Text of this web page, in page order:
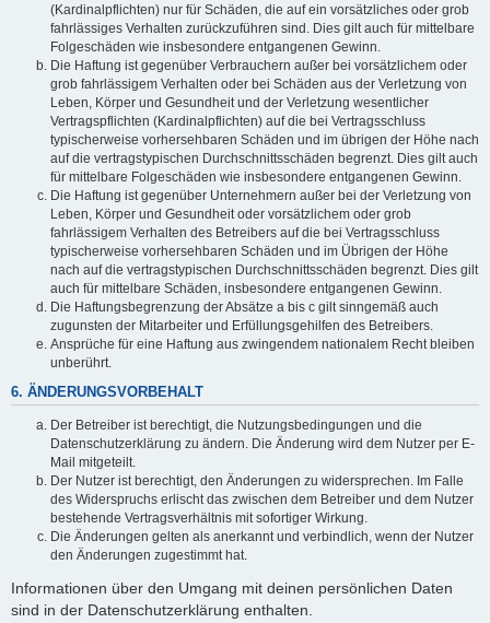
(Kardinalpflichten) nur für Schäden, die auf ein vorsätzliches oder grob
fahrlässiges Verhalten zurückzuführen sind. Dies gilt auch für mittelbare
Folgeschäden wie insbesondere entgangenen Gewinn.
Die Haftung ist gegenüber Verbrauchern außer bei vorsätzlichem oder
grob fahrlässigem Verhalten oder bei Schäden aus der Verletzung von
Leben, Körper und Gesundheit und der Verletzung wesentlicher
Vertragspflichten (Kardinalpflichten) auf die bei Vertragsschluss
typischerweise vorhersehbaren Schäden und im übrigen der Höhe nach
auf die vertragstypischen Durchschnittsschäden begrenzt. Dies gilt auch
für mittelbare Folgeschäden wie insbesondere entgangenen Gewinn.
Die Haftung ist gegenüber Unternehmern außer bei der Verletzung von
Leben, Körper und Gesundheit oder vorsätzlichem oder grob
fahrlässigem Verhalten des Betreibers auf die bei Vertragsschluss
typischerweise vorhersehbaren Schäden und im Übrigen der Höhe
nach auf die vertragstypischen Durchschnittsschäden begrenzt. Dies gilt
auch für mittelbare Schäden, insbesondere entgangenen Gewinn.
Die Haftungsbegrenzung der Absätze a bis c gilt sinngemäß auch
zugunsten der Mitarbeiter und Erfüllungsgehilfen des Betreibers.
Ansprüche für eine Haftung aus zwingendem nationalem Recht bleiben
unberührt.
6. ÄNDERUNGSVORBEHALT
Der Betreiber ist berechtigt, die Nutzungsbedingungen und die
Datenschutzerklärung zu ändern. Die Änderung wird dem Nutzer per E-
Mail mitgeteilt.
Der Nutzer ist berechtigt, den Änderungen zu widersprechen. Im Falle
des Widerspruchs erlischt das zwischen dem Betreiber und dem Nutzer
bestehende Vertragsverhältnis mit sofortiger Wirkung.
Die Änderungen gelten als anerkannt und verbindlich, wenn der Nutzer
den Änderungen zugestimmt hat.
Informationen über den Umgang mit deinen persönlichen Daten
sind in der Datenschutzerklärung enthalten.